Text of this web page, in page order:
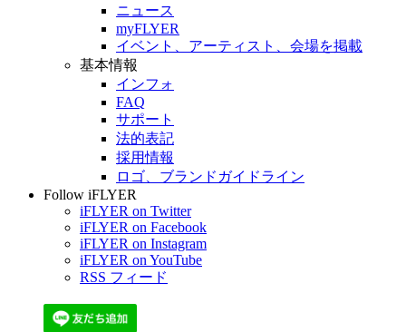
ニュース
myFLYER
イベント、アーティスト、会場を掲載
基本情報
インフォ
FAQ
サポート
法的表記
採用情報
ロゴ、ブランドガイドライン
Follow iFLYER
iFLYER on Twitter
iFLYER on Facebook
iFLYER on Instagram
iFLYER on YouTube
RSS フィード